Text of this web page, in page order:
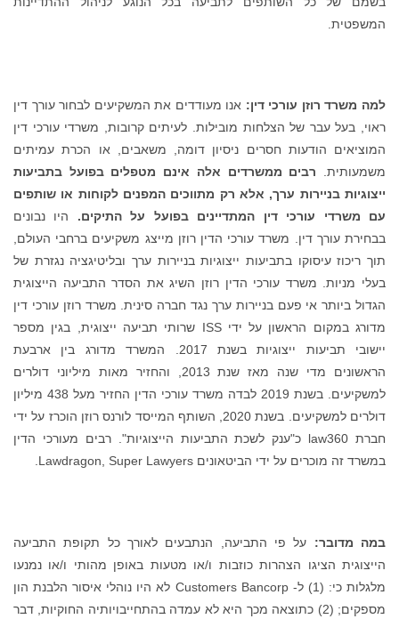
המשפטית.
למה משרד רוזן עורכי דין: אנו מעודדים את המשקיעים לבחור עורך דין
ראוי, בעל עבר של הצלחות מובילות. לעיתים קרובות, משרדי עורכי דין
המוציאים הודעות חסרים ניסיון דומה, משאבים, או הכרת עמיתים
משמעותית. רבים ממשרדים אלה אינם מטפלים בפועל בתביעות
ייצוגיות בניירות ערך, אלא רק מתווכים המפנים לקוחות או שותפים
עם משרדי עורכי דין המתדיינים בפועל על התיקים. היו נבונים
בבחירת עורך דין. משרד עורכי הדין רוזן מייצג משקיעים ברחבי העולם,
תוך ריכוז עיסוקו בתביעות ייצוגיות בניירות ערך ובליטיגציה נגזרת של
בעלי מניות. משרד עורכי הדין רוזן השיג את הסדר התביעה הייצוגית
הגדול ביותר אי פעם בניירות ערך נגד חברה סינית. משרד רוזן עורכי דין
מדורג במקום הראשון על ידי ISS שרותי תביעה ייצוגית, בגין מספר
יישובי תביעות ייצוגיות בשנת 2017. המשרד מדורג בין ארבעת
הראשונים מדי שנה מאז שנת 2013, והחזיר מאות מיליוני דולרים
למשקיעים. בשנת 2019 לבדה משרד עורכי הדין החזיר מעל 438 מיליון
דולרים למשקיעים. בשנת 2020, השותף המייסד לורנס רוזן הוכרז על ידי
חברת law360 כ"ענק לשכת התביעות הייצוגיות". רבים מעורכי הדין
במשרד זה מוכרים על ידי הביטאונים Lawdragon, Super Lawyers.
במה מדובר: על פי התביעה, הנתבעים לאורך כל תקופת התביעה
הייצוגית הציגו הצהרות כוזבות ו/או מטעות באופן מהותי ו/או נמנעו
מלגלות כי: (1) ל- Customers Bancorp לא היו נוהלי איסור הלבנת הון
מספקים; (2) כתוצאה מכך היא לא עמדה בהתחייבויותיה החוקיות, דבר